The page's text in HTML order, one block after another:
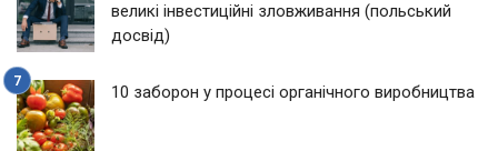
великі інвестиційні зловживання (польський
досвід)
10 заборон у процесі органічного виробництва